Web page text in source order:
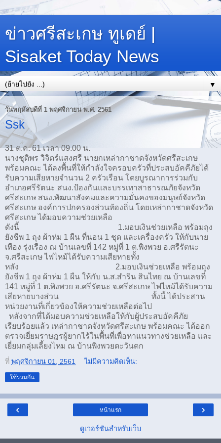
ข่าวศรีสะเกษ ทูเดย์ |
Sisaket Today News
▼
วันพฤหัสบดีที่ 1 พฤศจิกายน พ.ศ. 2561
Ssk
31 ต.ค. 61 เวลา 09.00 น.
นางชุติพร วิจิตร์แสงศรี นายกเหล่ากาชาดจังหวัดศรีสะเกษ
พร้อมคณะ ได้ลงพื้นที่ให้กำลังใจครอบครัวที่ประสบอัคคีภัยได้
รับความเสียหายจำนวน 2 ครัวเรือน โดยบูรณาการร่วมกับ
อำเภอศรีรัตนะ สนง.ป้องกันและบรรเทาสาธารณภัยจังหวัด
ศรีสะเกษ สนง.พัฒนาสังคมและความมั่นคงของมนุษย์จังหวัด
ศรีสะเกษ องค์การปกครองส่วนท้องถิ่น โดยเหล่ากาชาดจังหวัด
ศรีสะเกษ ได้มอบความช่วยเหลือ
ดังนี้ 1.มอบเงินช่วยเหลือ พร้อมถุง
ยังชีพ 1 ถุง ผ้าห่ม 1 ผืน ที่นอน 1 ชุด และเครื่องครัว ให้กับนาย
เทือง รุ่งเรือง ณ บ้านเลขที่ 142 หมู่ที่ 1 ต.พิงพวย อ.ศรีรัตนะ
จ.ศรีสะเกษ ไฟไหม้ได้รับความเสียหายทั้ง
หลัง 2.มอบเงินช่วยเหลือ พร้อมถุง
ยังชีพ 1 ถุง ผ้าห่ม 1 ผืน ให้กับ น.ส.สำริน สินไทย ณ บ้านเลขที่
141 หมู่ที่ 1 ต.พิงพวย อ.ศรีรัตนะ จ.ศรีสะเกษ ไฟไหม้ได้รับความ
เสียหายบางส่วน ทั้งนี้ ได้ประสาน
หน่วยงานที่เกี่ยวข้องให้ความช่วยเหลือต่อไป
หลังจากที่ได้มอบความช่วยเหลือให้กับผู้ประสบอัคคีภัย
เรียบร้อยแล้ว เหล่ากาชาดจังหวัดศรีสะเกษ พร้อมคณะ ได้ออก
ตรวจเยี่ยมราษฎรผู้ยากไร้ในพื้นที่เพื่อหาแนวทางช่วยเหลือ และ
เยี่ยมกลุ่มเลี้ยงไหม ณ บ้านพิงพวยตะวันตก
ที่ พฤศจิกายน 01, 2561 ไม่มีความคิดเห็น:
ใช้ร่วมกัน
‹ ›
หน้าแรก
ดูเวอร์ชันสำหรับเว็บ